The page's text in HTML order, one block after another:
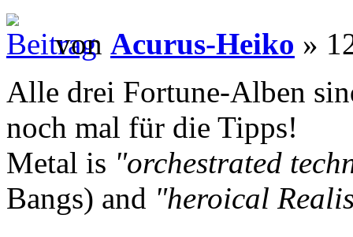
von Acurus-Heiko »
Alle drei Fortune-Alben
noch mal für die Tipps!
Metal is "orchestrated
Bangs) and "heroical